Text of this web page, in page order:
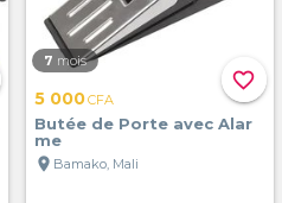
favorite_border
7 mois
5 000CFA
Butée de Porte avec Alar
me
location_on Bamako, Mali